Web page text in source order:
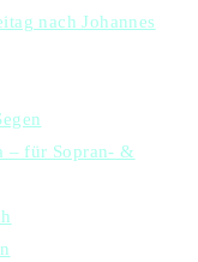
nach Johannes
– für Sopran- &